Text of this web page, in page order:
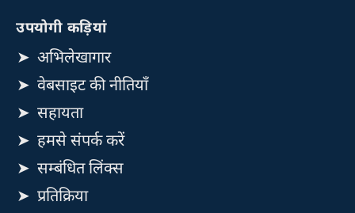
उपयोगी कड़ियां
अभिलेखागार
वेबसाइट की नीतियाँ
सहायता
हमसे संपर्क करें
सम्बंधित लिंक्स
प्रतिक्रिया